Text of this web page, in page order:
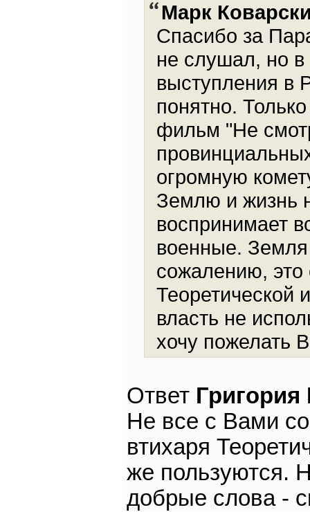
Марк
Спасибо за
не слушал, но в
выступления в
понятно.
фильм "Не
огромную
Землю и жизнь
воспринимает
военные. Земля
сожалению, это
Теоретической
власть не
хочу пожелать
Ответ
Не все с Вами
втихаря
же пользуются.
добрые слова -